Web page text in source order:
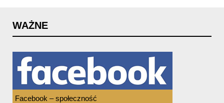
WAŻNE
Facebook – społeczność